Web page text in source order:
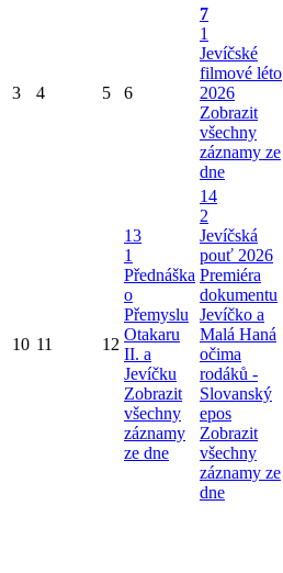
3 4 5 6
7
1
Jevíčské
filmové léto
2026
Zobrazit
všechny
záznamy ze
dne
10 11 12
13
1
Přednáška
o
Přemyslu
Otakaru
II. a
Jevíčku
Zobrazit
všechny
záznamy
ze dne
14
2
Jevíčská
pouť 2026
Premiéra
dokumentu
Jevíčko a
Malá Haná
očima
rodáků -
Slovanský
epos
Zobrazit
všechny
záznamy ze
dne